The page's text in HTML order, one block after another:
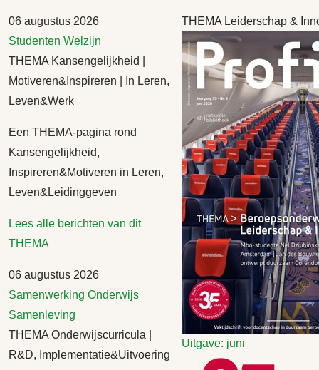
06 augustus 2026
Studenten Welzijn
THEMA Kansengelijkheid |
Motiveren&Inspireren | In Leren,
Leven&Werk
Een THEMA-pagina rond
Kansengelijkheid,
Inspireren&Motiveren in Leren,
Leven&Leidinggeven
Lees alle berichten van dit
THEMA
06 augustus 2026
Samenwerking Onderwijs
Samenleving
THEMA Onderwijscurricula |
R&D, Implementatie&Uitvoering
THEMA Leiderschap &
Uitgave: juni